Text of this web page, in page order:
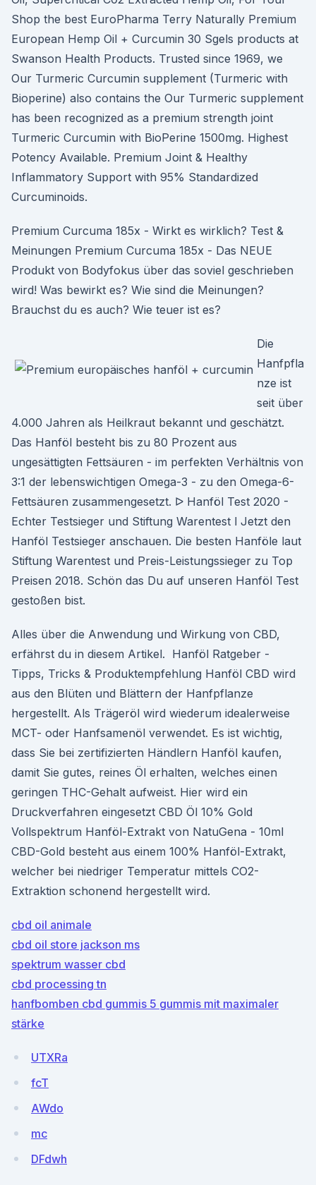
Shop the best EuroPharma Terry Naturally Premium
European Hemp Oil + Curcumin 30 Sgels products at
Swanson Health Products. Trusted since 1969, we
Our Turmeric Curcumin supplement (Turmeric with
Bioperine) also contains the Our Turmeric supplement
has been recognized as a premium strength joint
Turmeric Curcumin with BioPerine 1500mg. Highest
Potency Available. Premium Joint & Healthy
Inflammatory Support with 95% Standardized
Curcuminoids.
Premium Curcuma 185x - Wirkt es wirklich? Test &
Meinungen Premium Curcuma 185x - Das NEUE
Produkt von Bodyfokus über das soviel geschrieben
wird! Was bewirkt es? Wie sind die Meinungen?
Brauchst du es auch? Wie teuer ist es?
Die
Hanfpfla
nze ist
seit über
4.000 Jahren als Heilkraut bekannt und geschätzt.
Das Hanföl besteht bis zu 80 Prozent aus
ungesättigten Fettsäuren - im perfekten Verhältnis von
3:1 der lebenswichtigen Omega-3 - zu den Omega-6-
Fettsäuren zusammengesetzt. ᐅ Hanföl Test 2020 -
Echter Testsieger und Stiftung Warentest l Jetzt den
Hanföl Testsieger anschauen. Die besten Hanföle laut
Stiftung Warentest und Preis-Leistungssieger zu Top
Preisen 2018. Schön das Du auf unseren Hanföl Test
gestoßen bist.
Alles über die Anwendung und Wirkung von CBD,
erfährst du in diesem Artikel. ️ Hanföl Ratgeber -
Tipps, Tricks & Produktempfehlung Hanföl CBD wird
aus den Blüten und Blättern der Hanfpflanze
hergestellt. Als Trägeröl wird wiederum idealerweise
MCT- oder Hanfsamenöl verwendet. Es ist wichtig,
dass Sie bei zertifizierten Händlern Hanföl kaufen,
damit Sie gutes, reines Öl erhalten, welches einen
geringen THC-Gehalt aufweist. Hier wird ein
Druckverfahren eingesetzt CBD Öl 10% Gold
Vollspektrum Hanföl-Extrakt von NatuGena - 10ml
CBD-Gold besteht aus einem 100% Hanföl-Extrakt,
welcher bei niedriger Temperatur mittels CO2-
Extraktion schonend hergestellt wird.
cbd oil animale
cbd oil store jackson ms
spektrum wasser cbd
cbd processing tn
hanfbomben cbd gummis 5 gummis mit maximaler
stärke
UTXRa
fcT
AWdo
mc
DFdwh